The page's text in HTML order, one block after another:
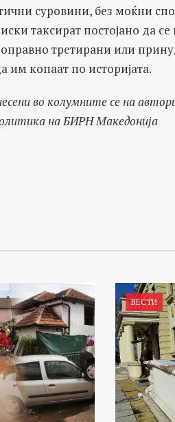
суровини, без моќни
таксират постојано да
третирани или
им копаат по историјата.
во колумните се на
на БИРН Македонија
ВЕСТИ